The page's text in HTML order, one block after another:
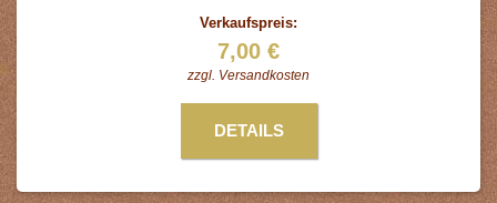
Verkaufspreis:
7,00 €
zzgl. Versandkosten
DETAILS